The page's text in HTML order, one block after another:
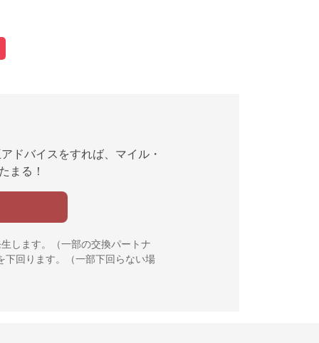
ドバイスをすれば、マイル・
まる！
します。（一部の交換パートナ
下回ります。（一部下回らない場